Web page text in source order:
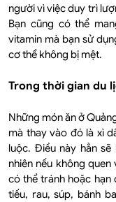
người vì việc duy trì
Bạn cũng có thể
vitamin mà bạn sử
cơ thể không bị mệt.
Trong thời gian du
Những món ăn ở
mà thay vào đó là xì
luộc. Điều này hẳn sẽ
nhiên nếu không
có thể tránh hoặc hạn
tiếu, rau, súp, bánh